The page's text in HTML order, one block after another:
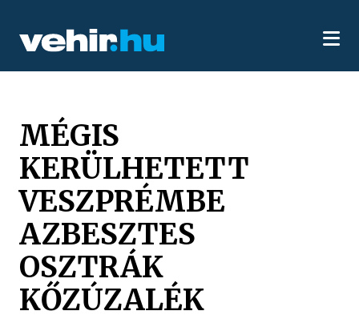
MÉGIS
KERÜLHETETT
VESZPRÉMBE
AZBESZTES
OSZTRÁK
KŐZÚZALÉK